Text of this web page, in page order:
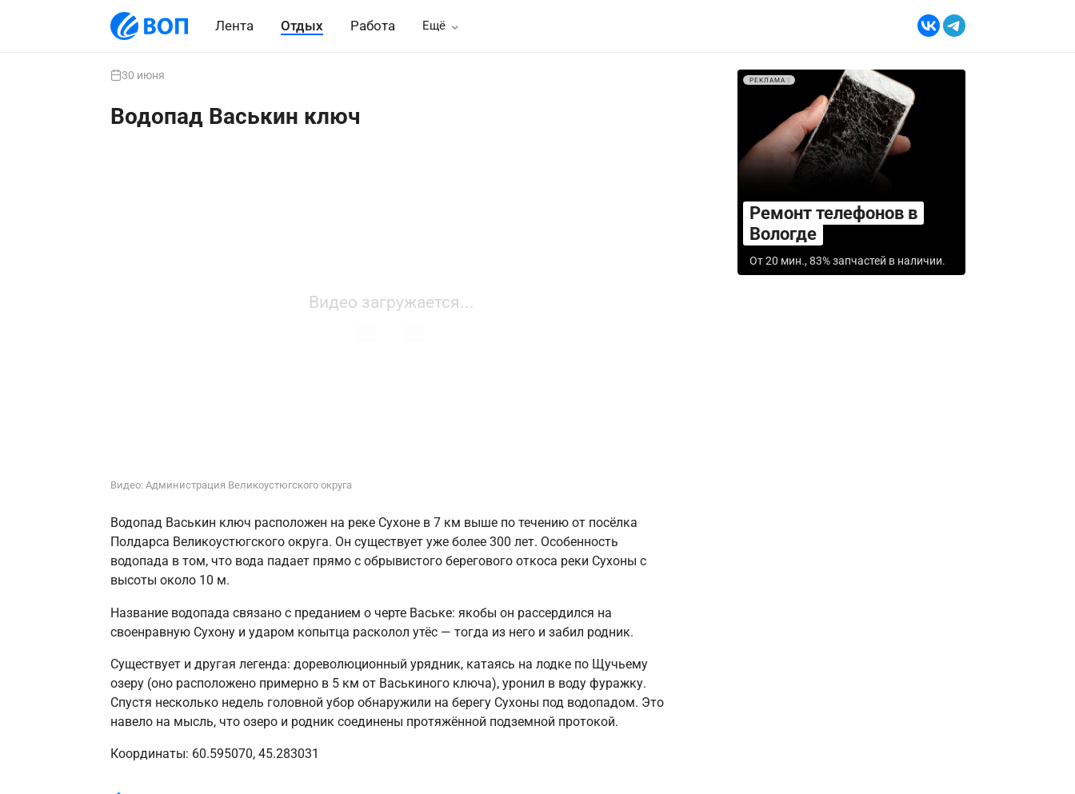
Лента Отдых Работа Ещё
30 июня
Водопад Васькин ключ
Видео загружается...
Видео: Администрация Великоустюгского округа
Водопад Васькин ключ расположен на реке Сухоне в 7 км выше по течению от посёлка
Полдарса Великоустюгского округа. Он существует уже более 300 лет. Особенность
водопада в том, что вода падает прямо с обрывистого берегового откоса реки Сухоны с
высоты около 10 м.
Название водопада связано с преданием о черте Ваське: якобы он рассердился на
своенравную Сухону и ударом копытца расколол утёс — тогда из него и забил родник.
Существует и другая легенда: дореволюционный урядник, катаясь на лодке по Щучьему
озеру (оно расположено примерно в 5 км от Васькиного ключа), уронил в воду фуражку.
Спустя несколько недель головной убор обнаружили на берегу Сухоны под водопадом. Это
навело на мысль, что озеро и родник соединены протяжённой подземной протокой.
Координаты: 60.595070, 45.283031
РЕКЛАМА
Ремонт телефонов в
Вологде
От 20 мин., 83% запчастей в наличии.